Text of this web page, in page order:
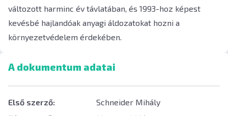
változott harminc év távlatában, és 1993-hoz képest
kevésbé hajlandóak anyagi áldozatokat hozni a
környezetvédelem érdekében.
A dokumentum adatai
Első szerző:
Schneider Mihály